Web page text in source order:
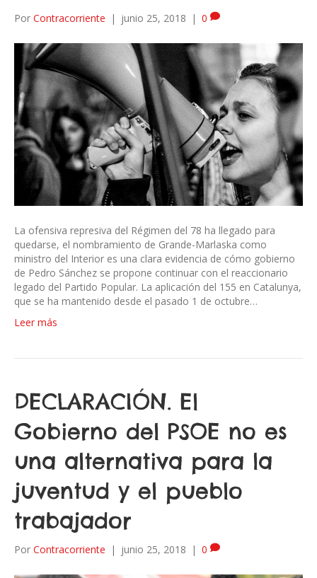
Por Contracorriente | junio 25, 2018 | 0
La ofensiva represiva del Régimen del 78 ha llegado para
quedarse, el nombramiento de Grande-Marlaska como
ministro del Interior es una clara evidencia de cómo gobierno
de Pedro Sánchez se propone continuar con el reaccionario
legado del Partido Popular. La aplicación del 155 en Catalunya,
que se ha mantenido desde el pasado 1 de octubre…
Leer más
DECLARACIÓN. El
Gobierno del PSOE no es
una alternativa para la
juventud y el pueblo
trabajador
Por Contracorriente | junio 25, 2018 | 0